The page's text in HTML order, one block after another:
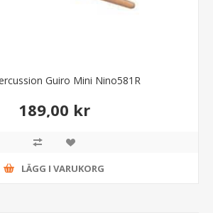
Guiro Mini Nino581R
189,00 kr
LÄGG I VARUKORG